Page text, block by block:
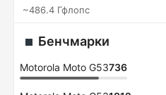
~486.4 Гфлопс
Бенчмарки
Motorola Moto G53736